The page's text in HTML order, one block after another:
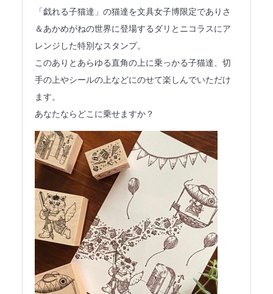
「戯れる子猫達」の猫達を文具女子博限定でありさ
＆あかめがねの世界に登場するダリとニコラスにア
レンジした特別なスタンプ。
このありとあらゆる直角の上に乗っかる子猫達、切
手の上やシールの上などにのせて楽しんでいただけ
ます。
あなたならどこに乗せますか？